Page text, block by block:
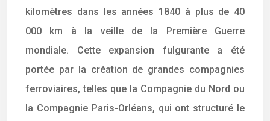
kilomètres dans les années 1840 à plus de 40
000 km à la veille de la Première Guerre
mondiale. Cette expansion fulgurante a été
portée par la création de grandes compagnies
ferroviaires, telles que la Compagnie du Nord ou
la Compagnie Paris-Orléans, qui ont structuré le